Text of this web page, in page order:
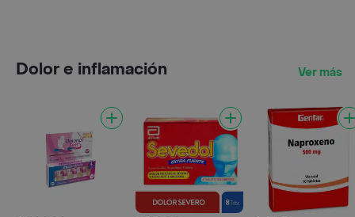
Dolor e inflamación Ver más